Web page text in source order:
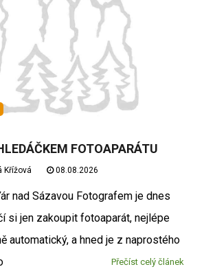
FOTOAPARÁTU
Křížová 08.08.2026
nad Sázavou Fotografem je dnes
si jen zakoupit fotoaparát, nejlépe
automatický, a hned je z naprostého
Přečíst celý článek